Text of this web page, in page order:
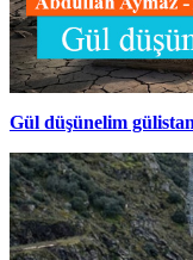
Gül düşünelim